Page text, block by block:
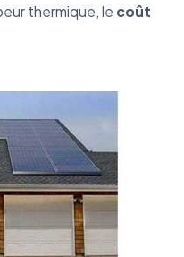
thermique, le coût